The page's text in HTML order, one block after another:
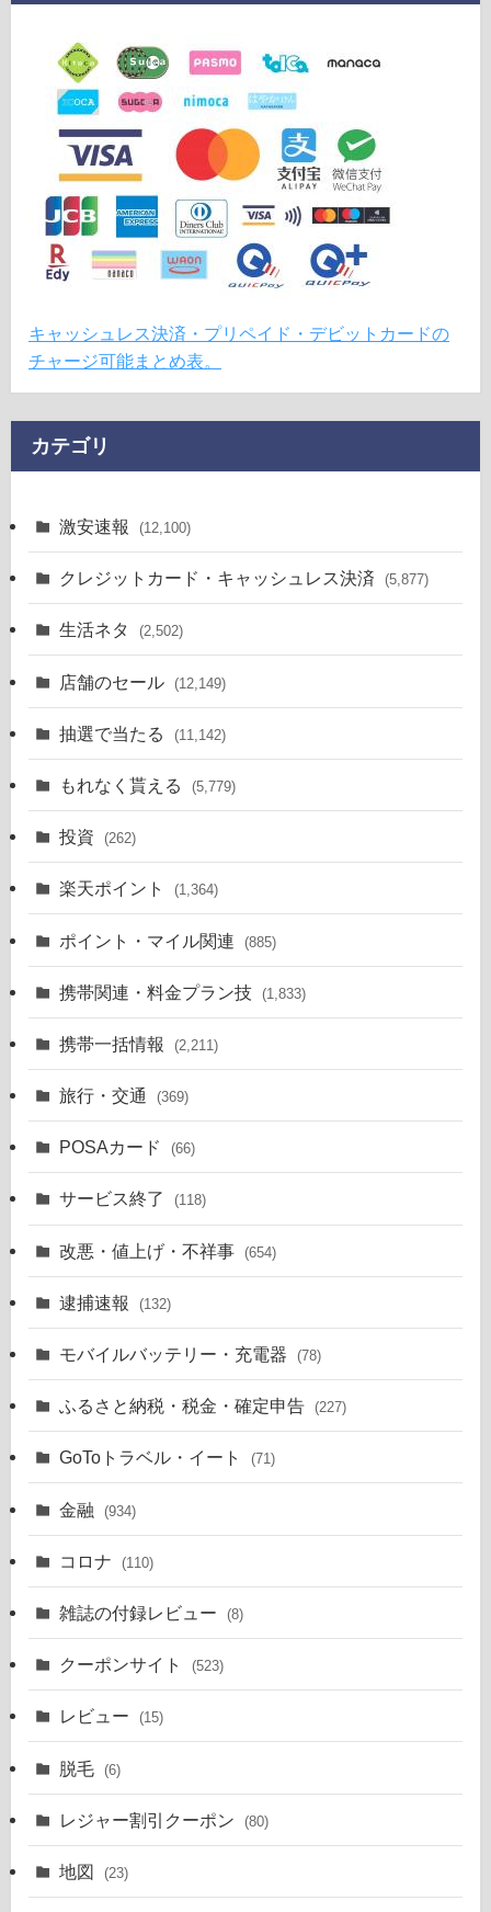
キャッシュレス決済・プリペイド・デビットカードの
チャージ可能まとめ表。
カテゴリ
激安速報 (12,100)
クレジットカード・キャッシュレス決済 (5,877)
生活ネタ (2,502)
店舗のセール (12,149)
抽選で当たる (11,142)
もれなく貰える (5,779)
投資 (262)
楽天ポイント (1,364)
ポイント・マイル関連 (885)
携帯関連・料金プラン技 (1,833)
携帯一括情報 (2,211)
旅行・交通 (369)
POSAカード (66)
サービス終了 (118)
改悪・値上げ・不祥事 (654)
逮捕速報 (132)
モバイルバッテリー・充電器 (78)
ふるさと納税・税金・確定申告 (227)
GoToトラベル・イート (71)
金融 (934)
コロナ (110)
雑誌の付録レビュー (8)
クーポンサイト (523)
レビュー (15)
脱毛 (6)
レジャー割引クーポン (80)
地図 (23)